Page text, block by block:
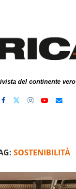
del continente vero
SOSTENIBILITÀ